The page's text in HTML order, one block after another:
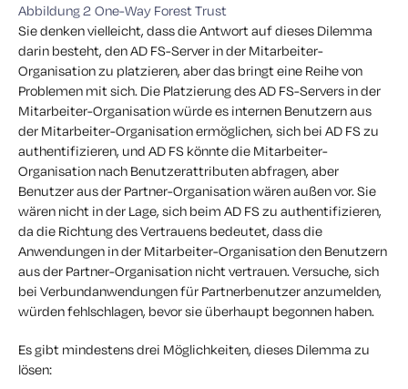
Abbildung 2 One-Way Forest Trust
Sie denken vielleicht, dass die Antwort auf dieses Dilemma
darin besteht, den AD FS-Server in der Mitarbeiter-
Organisation zu platzieren, aber das bringt eine Reihe von
Problemen mit sich. Die Platzierung des AD FS-Servers in der
Mitarbeiter-Organisation würde es internen Benutzern aus
der Mitarbeiter-Organisation ermöglichen, sich bei AD FS zu
authentifizieren, und AD FS könnte die Mitarbeiter-
Organisation nach Benutzerattributen abfragen, aber
Benutzer aus der Partner-Organisation wären außen vor. Sie
wären nicht in der Lage, sich beim AD FS zu authentifizieren,
da die Richtung des Vertrauens bedeutet, dass die
Anwendungen in der Mitarbeiter-Organisation den Benutzern
aus der Partner-Organisation nicht vertrauen. Versuche, sich
bei Verbundanwendungen für Partnerbenutzer anzumelden,
würden fehlschlagen, bevor sie überhaupt begonnen haben.
Es gibt mindestens drei Möglichkeiten, dieses Dilemma zu
lösen: